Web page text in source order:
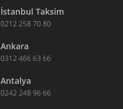
İstanbul Taksim
0212 258 70 80
Ankara
0312 466 63 66
Antalya
0242 248 96 66